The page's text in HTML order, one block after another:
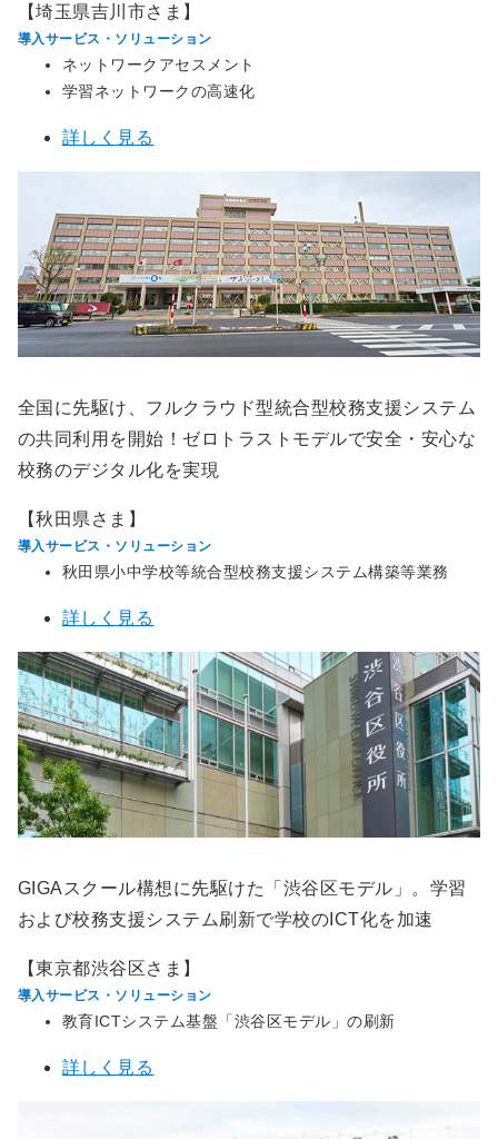
【埼玉県吉川市さま】
導入サービス・ソリューション
ネットワークアセスメント
学習ネットワークの高速化
詳しく見る
全国に先駆け、フルクラウド型統合型校務支援システム
の共同利用を開始！ゼロトラストモデルで安全・安心な
校務のデジタル化を実現
【秋田県さま】
導入サービス・ソリューション
秋田県小中学校等統合型校務支援システム構築等業務
詳しく見る
GIGAスクール構想に先駆けた「渋谷区モデル」。学習
および校務支援システム刷新で学校のICT化を加速
【東京都渋谷区さま】
導入サービス・ソリューション
教育ICTシステム基盤「渋谷区モデル」の刷新
詳しく見る